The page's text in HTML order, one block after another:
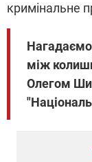
кримінальне
між
Олегом